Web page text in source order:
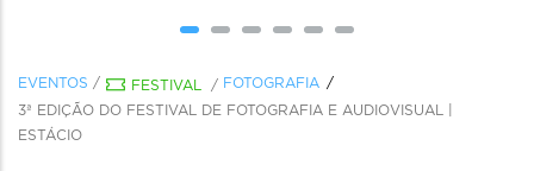
EVENTOS / FESTIVAL / FOTOGRAFIA
3ª EDIÇÃO DO FESTIVAL DE FOTOGRAFIA E AUDIOVISUAL |
ESTÁCIO